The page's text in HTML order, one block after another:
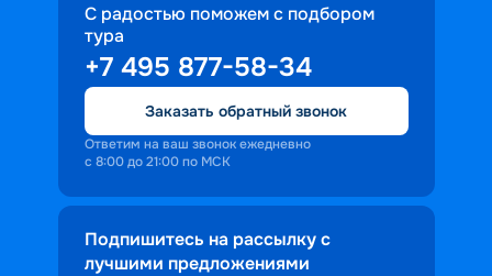
С радостью поможем с подбором
тура
+7 495 877-58-34
Заказать обратный звонок
Ответим на ваш звонок ежедневно
с 8:00 до 21:00 по МСК
Подпишитесь на рассылку с
лучшими предложениями